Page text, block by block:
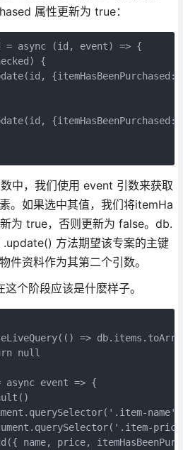
属性更新为 true：
= async (id, event) => {
{
{itemHasBeenPurchased:
{itemHasBeenPurchased:
中，我们使用 event 引数来获取
。如果选中其值，我们将itemHa
为 true，否则更新为 false。db.
方法期望该专案的主键
件资料作为其第二个引数。
个阶段应该是什麽样子。
=>
null
async event => {
name, price,